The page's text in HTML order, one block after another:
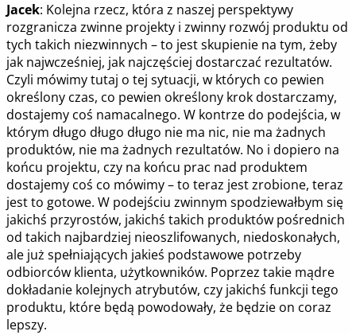
Jacek: Kolejna rzecz, która z naszej perspektywy
rozgranicza zwinne projekty i zwinny rozwój produktu od
tych takich niezwinnych – to jest skupienie na tym, żeby
jak najwcześniej, jak najczęściej dostarczać rezultatów.
Czyli mówimy tutaj o tej sytuacji, w których co pewien
określony czas, co pewien określony krok dostarczamy,
dostajemy coś namacalnego. W kontrze do podejścia, w
którym długo długo długo nie ma nic, nie ma żadnych
produktów, nie ma żadnych rezultatów. No i dopiero na
końcu projektu, czy na końcu prac nad produktem
dostajemy coś co mówimy – to teraz jest zrobione, teraz
jest to gotowe. W podejściu zwinnym spodziewałbym się
jakichś przyrostów, jakichś takich produktów pośrednich
od takich najbardziej nieoszlifowanych, niedoskonałych,
ale już spełniających jakieś podstawowe potrzeby
odbiorców klienta, użytkowników. Poprzez takie mądre
dokładanie kolejnych atrybutów, czy jakichś funkcji tego
produktu, które będą powodowały, że będzie on coraz
lepszy.